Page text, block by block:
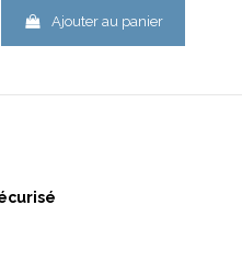
Ajouter au panier